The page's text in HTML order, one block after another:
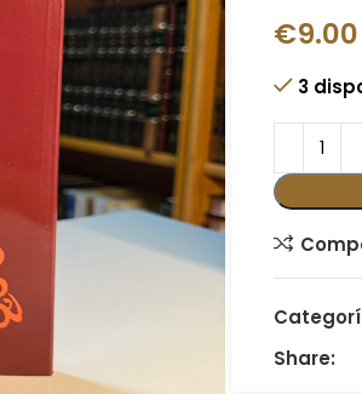
€9.00
3
Share: